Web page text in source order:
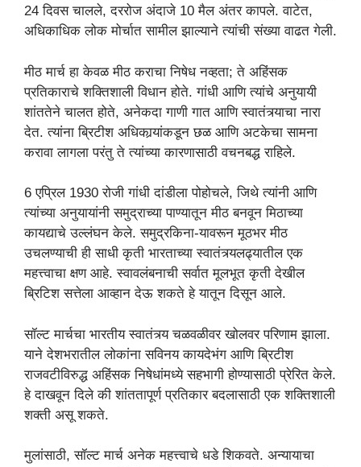
24 दिवस चालले, दररोज अंदाजे 10 मैल अंतर कापले. वाटेत,
अधिकाधिक लोक मोर्चात सामील झाल्याने त्यांची संख्या वाढत गेली.
मीठ मार्च हा केवळ मीठ कराचा निषेध नव्हता; ते अहिंसक
प्रतिकाराचे शक्तिशाली विधान होते. गांधी आणि त्यांचे अनुयायी
शांततेने चालत होते, अनेकदा गाणी गात आणि स्वातंत्र्याचा नारा
देत. त्यांना ब्रिटीश अधिकार्‍यांकडून छळ आणि अटकेचा सामना
करावा लागला परंतु ते त्यांच्या कारणासाठी वचनबद्ध राहिले.
6 एप्रिल 1930 रोजी गांधी दांडीला पोहोचले, जिथे त्यांनी आणि
त्यांच्या अनुयायांनी समुद्राच्या पाण्यातून मीठ बनवून मिठाच्या
कायद्याचे उल्लंघन केले. समुद्रकिना-यावरून मूठभर मीठ
उचलण्याची ही साधी कृती भारताच्या स्वातंत्र्यलढ्यातील एक
महत्त्वाचा क्षण आहे. स्वावलंबनाची सर्वात मूलभूत कृती देखील
ब्रिटिश सत्तेला आव्हान देऊ शकते हे यातून दिसून आले.
सॉल्ट मार्चचा भारतीय स्वातंत्र्य चळवळीवर खोलवर परिणाम झाला.
याने देशभरातील लोकांना सविनय कायदेभंग आणि ब्रिटीश
राजवटीविरुद्ध अहिंसक निषेधांमध्ये सहभागी होण्यासाठी प्रेरित केले.
हे दाखवून दिले की शांततापूर्ण प्रतिकार बदलासाठी एक शक्तिशाली
शक्ती असू शकते.
मुलांसाठी, सॉल्ट मार्च अनेक महत्त्वाचे धडे शिकवते. अन्यायाचा